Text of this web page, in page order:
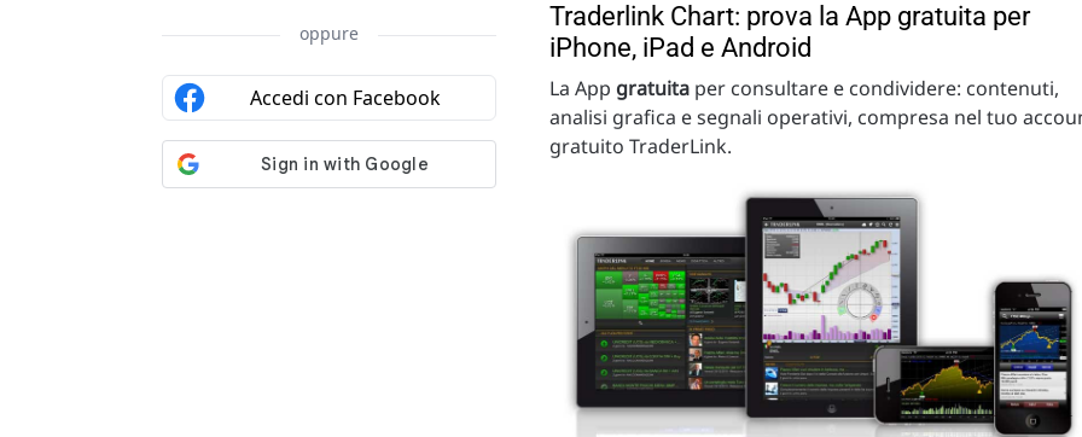
Traderlink Chart: prova la App gratuita per
iPhone, iPad e Android
La App gratuita per consultare e condividere: contenuti,
analisi grafica e segnali operativi, compresa nel tuo
gratuito TraderLink.